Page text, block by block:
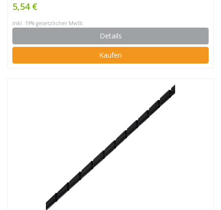
5,54 €
inkl. 19% gesetzlicher MwSt.
Details
Kaufen